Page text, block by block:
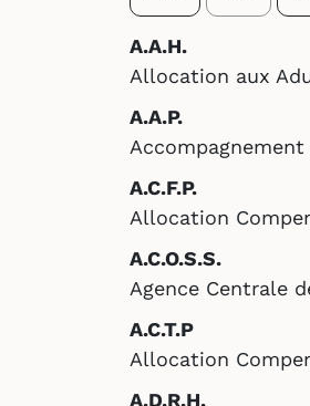
A.A.H.
Allocation aux
A.A.P.
A.C.F.P.
Allocation
A.C.O.S.S.
Agence Centrale
A.C.T.P
Allocation
A.D.R.H.